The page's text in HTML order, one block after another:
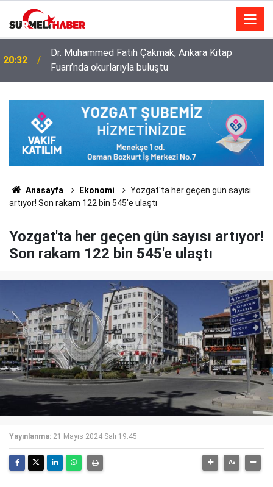
20:32
Dr. Muhammed Fatih Çakmak, Ankara Kitap
Fuarı’nda okurlarıyla buluştu
14:52
Diyanet İşleri Başkanlığı ile Türkiye Diyanet Vakfı
milyonları sevindirdi
Anasayfa Ekonomi
Yozgat'ta her geçen gün sayısı
artıyor! Son rakam 122 bin 545'e ulaştı
Yozgat'ta her geçen gün sayısı artıyor!
Son rakam 122 bin 545'e ulaştı
Yayınlanma: 21 Mayıs 2024 Salı 19:45